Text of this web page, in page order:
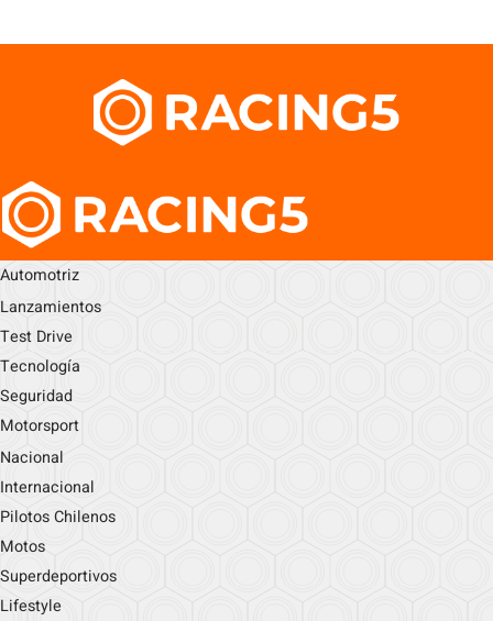
Automotriz
Lanzamientos
Test Drive
Tecnología
Seguridad
Motorsport
Nacional
Internacional
Pilotos Chilenos
Motos
Superdeportivos
Lifestyle